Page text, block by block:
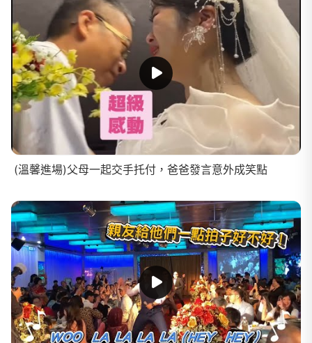
(溫馨進場)父母一起交手托付，爸爸發言意外成笑點